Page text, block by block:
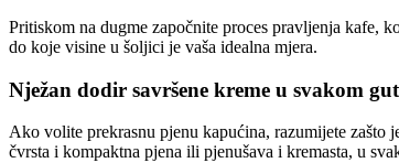
Pritiskom na dugme započnite proces pravljenja kafe,
do koje visine u šoljici je vaša idealna mjera.
Nježan dodir savršene kreme u svakom
Ako volite prekrasnu pjenu kapućina, razumijete zašto
čvrsta i kompaktna pjena ili pjenušava i kremasta, u